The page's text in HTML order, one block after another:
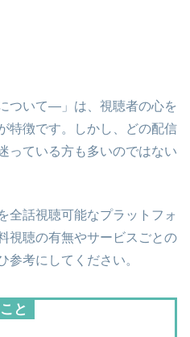
ついて―」は、視聴者の心を
特徴です。しかし、どの配信
っている方も多いのではない
全話視聴可能なプラットフォ
視聴の有無やサービスごとの
参考にしてください。
と